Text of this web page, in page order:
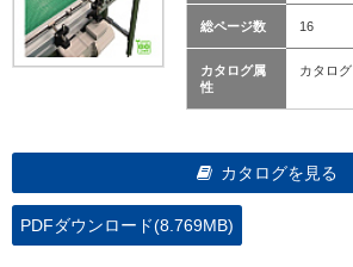
総ページ数 16
カタログ属
性
カタログ
カタログを見る
PDFダウンロード(8.769MB)